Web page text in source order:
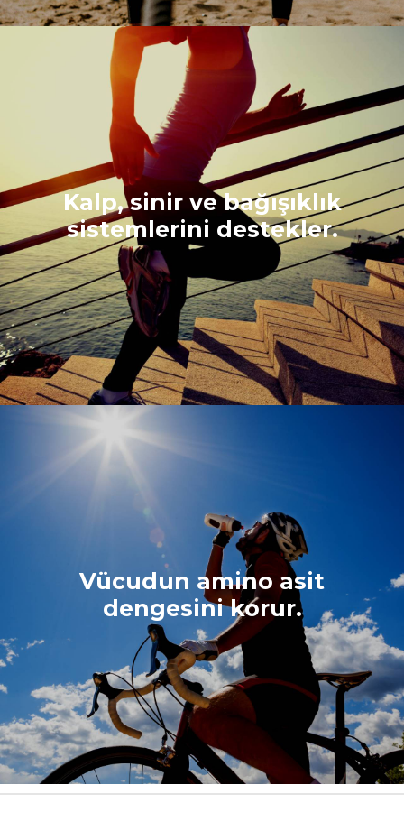
Kalp, sinir ve bağışıklık
sistemlerini destekler.
Vücudun amino asit
dengesini korur.